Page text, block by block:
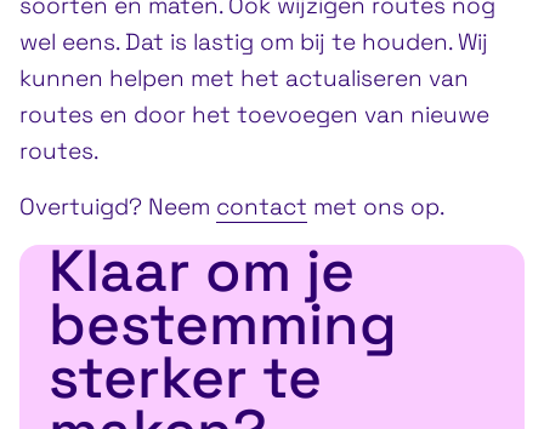
wel eens. Dat is lastig om bij te houden. Wij
kunnen helpen met het actualiseren van
routes en door het toevoegen van nieuwe
routes.
Overtuigd? Neem contact met ons op.
Klaar om je
bestemming
sterker te